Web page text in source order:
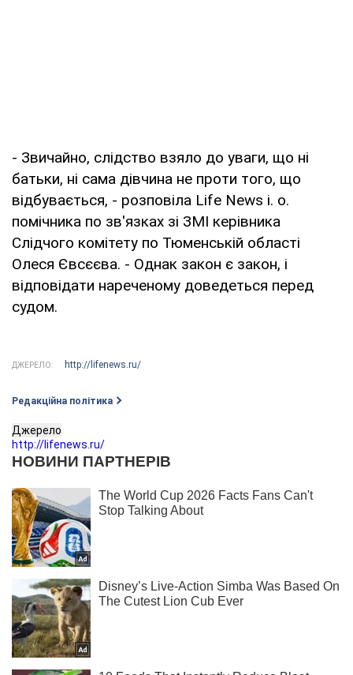
- Звичайно, слідство взяло до уваги, що ні
батьки, ні сама дівчина не проти того, що
відбувається, - розповіла Life News і. о.
помічника по зв'язках зі ЗМІ керівника
Слідчого комітету по Тюменській області
Олеся Євсєєва. - Однак закон є закон, і
відповідати нареченому доведеться перед
судом.
ДЖЕРЕЛО: http://lifenews.ru/
Редакційна політика
Джерело
http://lifenews.ru/